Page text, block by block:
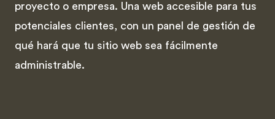
proyecto o empresa. Una web accesible para tus
potenciales clientes, con un panel de gestión de
qué hará que tu sitio web sea fácilmente
administrable.